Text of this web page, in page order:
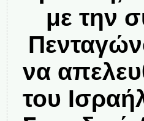
με την
να
του